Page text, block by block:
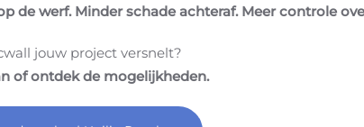
de werf. Minder schade achteraf. Meer controle
jouw project versnelt?
of ontdek de mogelijkheden.